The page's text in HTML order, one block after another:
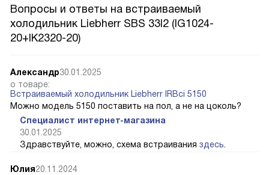
Вопросы и ответы на встраиваемый
холодильник Liebherr SBS 33I2 (IG1024-
20+IK2320-20)
Александр30.01.2025
о товаре:
Встраиваемый холодильник Liebherr IRBci 5150
Можно модель 5150 поставить на пол, а не на цоколь?
Специалист интернет-магазина
30.01.2025
Здравствуйте, можно, схема встраивания здесь
Юлия20.11.2024